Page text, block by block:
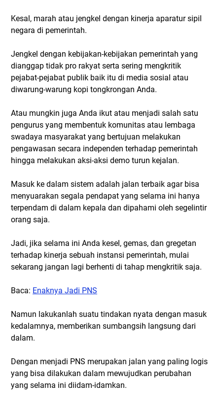
Kesal, marah atau jengkel dengan kinerja aparatur sipil
negara di pemerintah.
Jengkel dengan kebijakan-kebijakan pemerintah yang
dianggap tidak pro rakyat serta sering mengkritik
pejabat-pejabat publik baik itu di media sosial atau
diwarung-warung kopi tongkrongan Anda.
Atau mungkin juga Anda ikut atau menjadi salah satu
pengurus yang membentuk komunitas atau lembaga
swadaya masyarakat yang bertujuan melakukan
pengawasan secara independen terhadap pemerintah
hingga melakukan aksi-aksi demo turun kejalan.
Masuk ke dalam sistem adalah jalan terbaik agar bisa
menyuarakan segala pendapat yang selama ini hanya
terpendam di dalam kepala dan dipahami oleh segelintir
orang saja.
Jadi, jika selama ini Anda kesel, gemas, dan gregetan
terhadap kinerja sebuah instansi pemerintah, mulai
sekarang jangan lagi berhenti di tahap mengkritik saja.
Baca: Enaknya Jadi PNS
Namun lakukanlah suatu tindakan nyata dengan masuk
kedalamnya, memberikan sumbangsih langsung dari
dalam.
Dengan menjadi PNS merupakan jalan yang paling logis
yang bisa dilakukan dalam mewujudkan perubahan
yang selama ini diidam-idamkan.